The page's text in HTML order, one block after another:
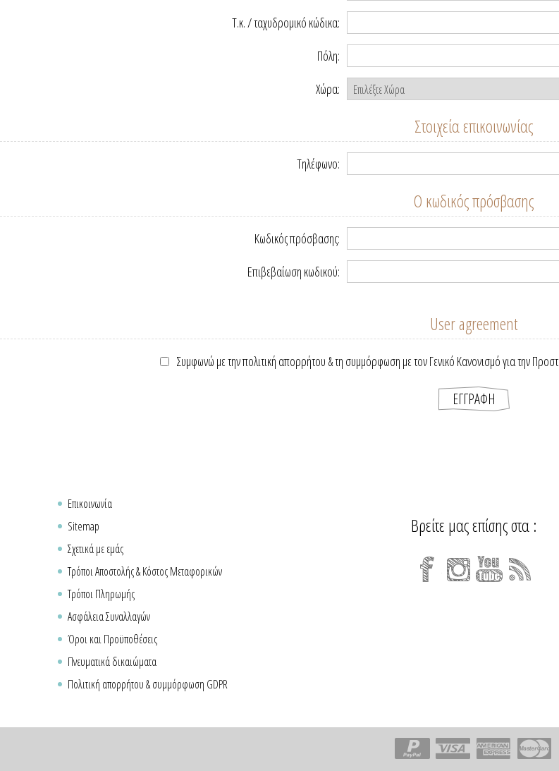
Τ.κ. / ταχυδρομικό κώδικα:
Πόλη:
Χώρα:
Στοιχεία επικοινωνίας
Τηλέφωνο:
Ο κωδικός πρόσβασης
Κωδικός πρόσβασης:
Επιβεβαίωση κωδικού:
User agreement
Συμφωνώ με την πολιτική απορρήτου & τη συμμόρφωση με τον Γενικό Κανονισμό για την
Επικοινωνία
Sitemap
Σχετικά με εμάς
Τρόποι Αποστολής & Κόστος Μεταφορικών
Τρόποι Πληρωμής
Ασφάλεια Συναλλαγών
Όροι και Προϋποθέσεις
Πνευματικά δικαιώματα
Πολιτική απορρήτου & συμμόρφωση GDPR
Βρείτε μας επίσης στα :